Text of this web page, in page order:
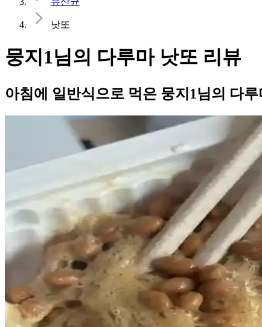
낫또
뭉지1님의 다루마 낫또 리뷰
아침에 일반식으로 먹은 뭉지1님의 다